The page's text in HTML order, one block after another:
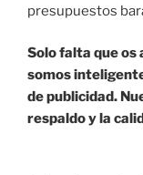
presupuestos
Solo falta que os
somos
de publicidad.
respaldo y la